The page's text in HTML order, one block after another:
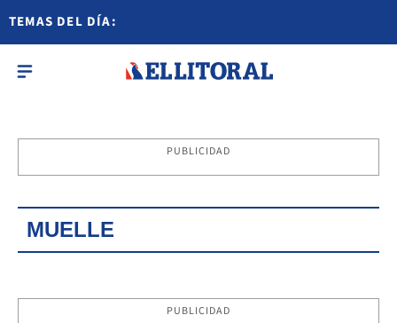
TEMAS DEL DÍA:
PUBLICIDAD
MUELLE
PUBLICIDAD